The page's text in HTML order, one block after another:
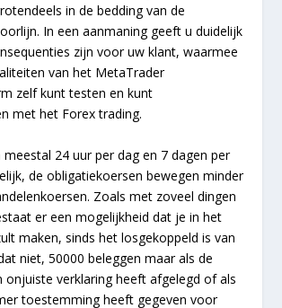
in de bedding van de
In een aanmaning geeft u duidelijk
zijn voor uw klant, waarmee
van het MetaTrader
zelf kunt testen en kunt
met het Forex trading.
meestal 24 uur per dag en 7 dagen per
de obligatiekoersen bewegen minder
Zoals met zoveel dingen
er een mogelijkheid dat je in het
maken, sinds het losgekoppeld is van
niet, 50000 beleggen maar als de
onjuiste verklaring heeft afgelegd of als
toestemming heeft gegeven voor